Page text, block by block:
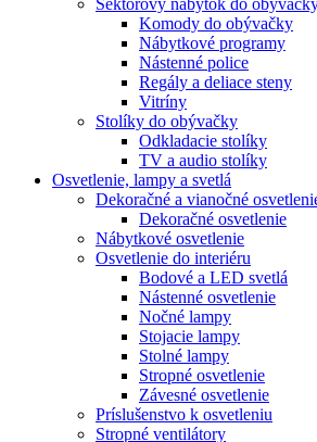
Komody do obývačky
Nábytkové programy
Nástenné police
Regály a deliace steny
Vitríny
Stolíky do obývačky
Odkladacie stolíky
TV a audio stolíky
Osvetlenie, lampy a svetlá
Dekoračné a vianočné
Dekoračné osvetlenie
Nábytkové osvetlenie
Osvetlenie do interiéru
Bodové a LED svetlá
Nástenné osvetlenie
Nočné lampy
Stojacie lampy
Stolné lampy
Stropné osvetlenie
Závesné osvetlenie
Príslušenstvo k osvetleniu
Stropné ventilátory